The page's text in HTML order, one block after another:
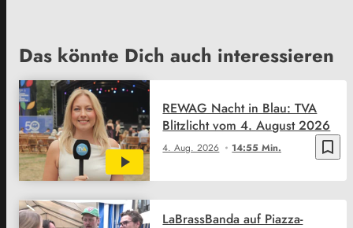
Das könnte Dich auch interessieren
bookmark_border
4. Aug. 2026 14:55 Min.
REWAG Nacht in Blau: TVA
Blitzlicht vom 4. August 2026
LaBrassBanda auf Piazza-